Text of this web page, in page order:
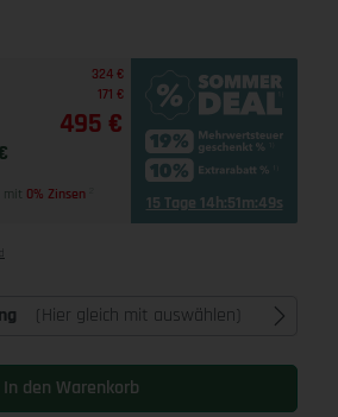
324 €
171 €
495 €
mit 0% Zinsen 15 Tage 14h:51m:48s
(Hier gleich mit auswählen)
In den Warenkorb